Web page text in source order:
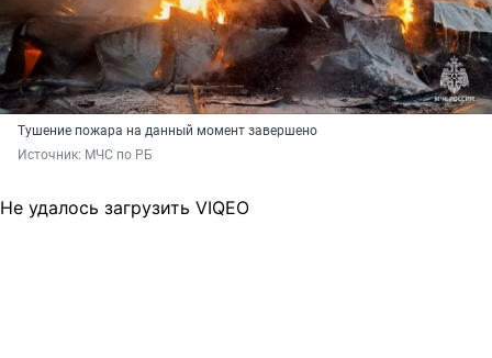
Тушение пожара на данный момент завершено
Источник: МЧС по РБ
Не удалось загрузить VIQEO